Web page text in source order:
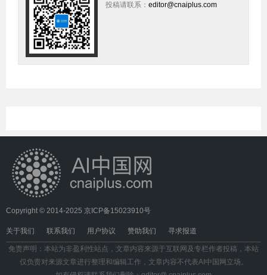
投稿请联系： editor@cnaiplus.com
Copyright © 2014-2025 京ICP备15023910号
关于我们 联系我们 用户协议 赞助我们 寻求报道
免责声明：本站为非盈利性站点，文章内容来源于互联网及专栏作者投稿，本站
仅负责对来源文章进行整理和编辑工作，文章内容不代表AI中国网立场。